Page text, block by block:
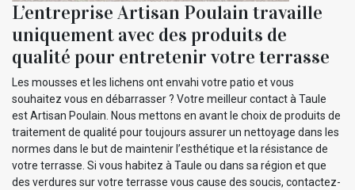
L’entreprise Artisan Poulain travaille
uniquement avec des produits de
qualité pour entretenir votre terrasse
Les mousses et les lichens ont envahi votre patio et vous
souhaitez vous en débarrasser ? Votre meilleur contact à Taule
est Artisan Poulain. Nous mettons en avant le choix de produits de
traitement de qualité pour toujours assurer un nettoyage dans les
normes dans le but de maintenir l’esthétique et la résistance de
votre terrasse. Si vous habitez à Taule ou dans sa région et que
des verdures sur votre terrasse vous cause des soucis, contactez-